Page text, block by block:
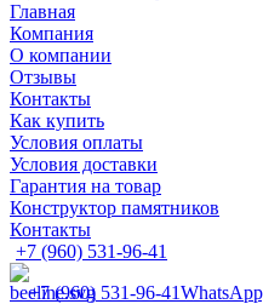
Главная
Компания
О компании
Отзывы
Контакты
Как купить
Условия оплаты
Условия доставки
Гарантия на товар
Конструктор памятников
Контакты
+7 (960) 531-96-41
+7 (960) 531-96-41